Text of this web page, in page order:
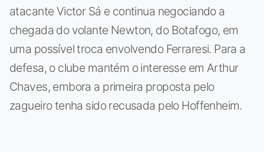
atacante Victor Sá e continua negociando a
chegada do volante Newton, do Botafogo, em
uma possível troca envolvendo Ferraresi. Para a
defesa, o clube mantém o interesse em Arthur
Chaves, embora a primeira proposta pelo
zagueiro tenha sido recusada pelo Hoffenheim.